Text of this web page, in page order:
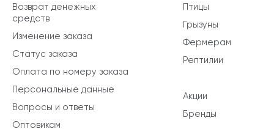
Птицы
Грызуны
Фермерам
Рептилии
Акции
Бренды
Возврат денежных
средств
Изменение заказа
Статус заказа
Оплата по номеру заказа
Персональные данные
Вопросы и ответы
Оптовикам